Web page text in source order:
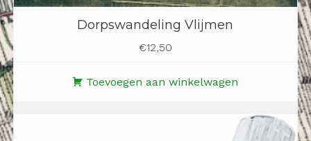
Dorpswandeling Vlijmen
€12,50
Toevoegen aan winkelwagen